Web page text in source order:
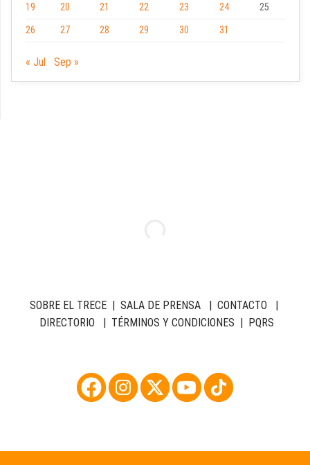
19
20 21 22 23 24
25
26
27 28 29 30 31
« Jul Sep »
SOBRE EL TRECE| SALA DE PRENSA| CONTACTO |
DIRECTORIO | TÉRMINOS Y CONDICIONES | PQRS